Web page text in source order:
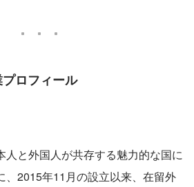
ロフィール
人と外国人が共存する魅力的な国に
、2015年11月の設立以来、在留外